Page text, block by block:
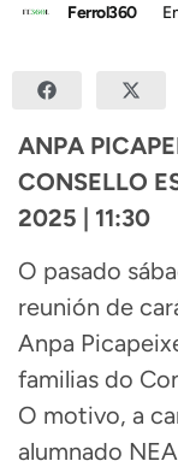
Ferrol360
ANPA
CONSELLO
2025 | 11:30
O pasado
reunión de
Anpa
familias do
O motivo, a
alumnado